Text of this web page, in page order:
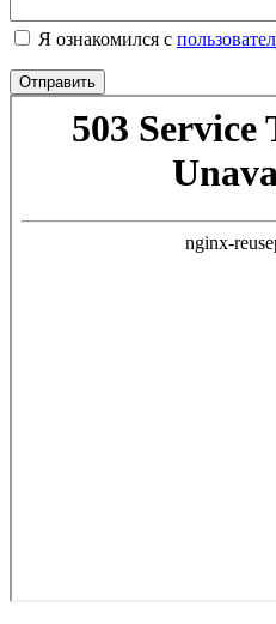
Я ознакомился с